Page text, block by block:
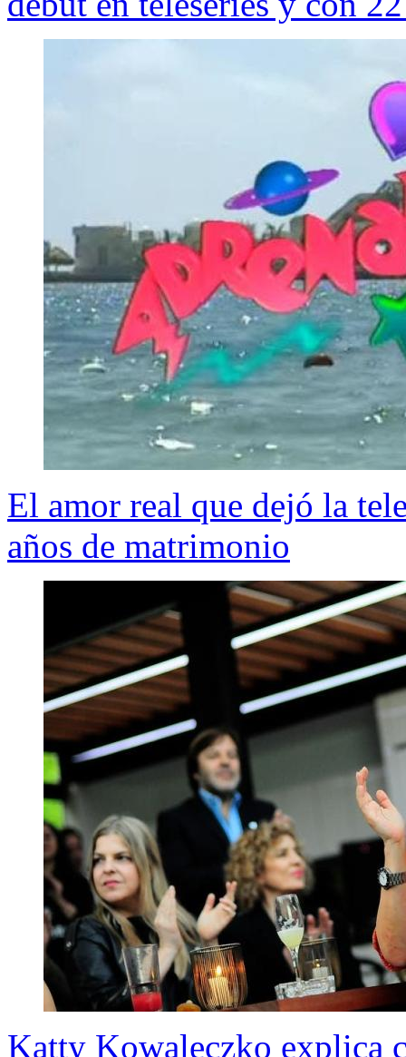
El amor real que dejó la
años de matrimonio
Katty Kowaleczko explica